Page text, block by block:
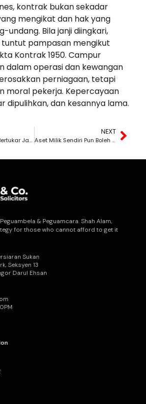
kontrak bukan sekadar
mengikat dan hak yang
undang. Bila janji diingkari,
pampasan mengikut
Kontrak 1950. Campur
dalam operasi dan kewangan
perniagaan, tetapi
moral pekerja. Kepercayaan
dipulihkan, dan kesannya lama.
Bila Persaingan Bertukar Jadi Fitnah
NEXT
Aset Milik Sendiri Pun Boleh Dijadikan Alat Tekanan
& Peguamcara. Shah Alam,
for those who cannot afford to get it
Sukan
Seksyen 13
Darul Ehsan